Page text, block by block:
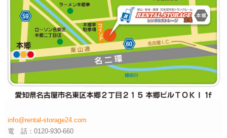
info@rental-storage24.com
電 話：0120-930-660